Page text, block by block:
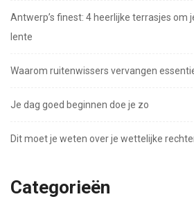
Antwerp’s finest: 4 heerlijke terrasjes om
lente
Waarom ruitenwissers vervangen
Je dag goed beginnen doe je zo
Dit moet je weten over je wettelijke
Categorieën